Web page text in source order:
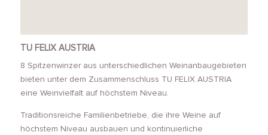
TU FELIX AUSTRIA
8 Spitzenwinzer aus unterschiedlichen Weinanbaugebieten
bieten unter dem Zusammenschluss TU FELIX AUSTRIA
eine Weinvielfalt auf höchstem Niveau.
Traditionsreiche Familienbetriebe, die ihre Weine auf
höchstem Niveau ausbauen und kontinuierliche